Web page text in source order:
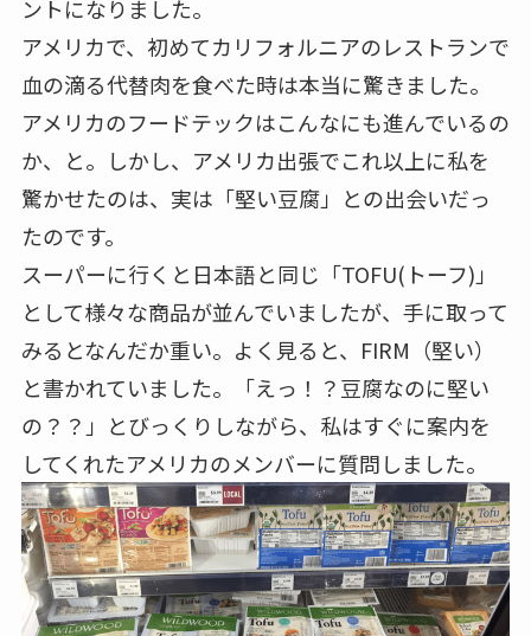
ントになりました。
アメリカで、初めてカリフォルニアのレストランで
血の滴る代替肉を食べた時は本当に驚きました。
アメリカのフードテックはこんなにも進んでいるの
か、と。しかし、アメリカ出張でこれ以上に私を
驚かせたのは、実は「堅い豆腐」との出会いだっ
たのです。
スーパーに行くと日本語と同じ「TOFU(トーフ)」
として様々な商品が並んでいましたが、手に取って
みるとなんだか重い。よく見ると、FIRM（堅い）
と書かれていました。「えっ！？豆腐なのに堅い
の？？」とびっくりしながら、私はすぐに案内を
してくれたアメリカのメンバーに質問しました。